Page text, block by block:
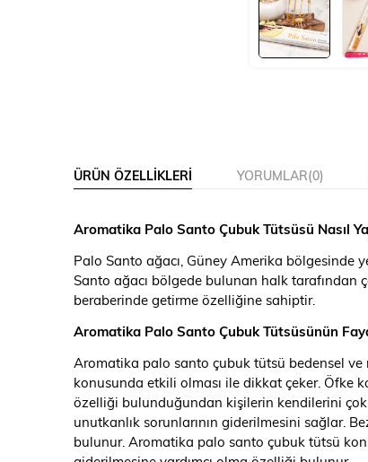
ÜRÜN ÖZELLIKLERI YORUMLAR(0)
Aromatika Palo Santo Çubuk Tütsüsü Nasıl
Palo Santo ağacı, Güney Amerika bölgesinde
Santo ağacı bölgede bulunan halk tarafından
beraberinde getirme özelliğine sahiptir.
Aromatika Palo Santo Çubuk Tütsüsünün
Aromatika palo santo çubuk tütsü bedensel
konusunda etkili olması ile dikkat çeker. Öfke
özelliği bulunduğundan kişilerin kendilerini çok
unutkanlık sorunlarının giderilmesini sağlar.
bulunur. Aromatika palo santo çubuk tütsü